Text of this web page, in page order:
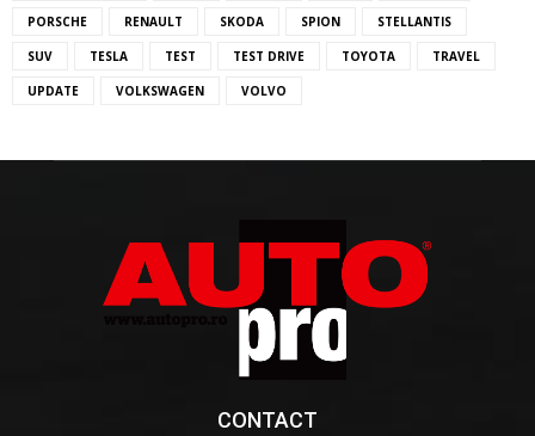
PORSCHE RENAULT SKODA SPION STELLANTIS
SUV TESLA TEST TEST DRIVE TOYOTA TRAVEL
UPDATE VOLKSWAGEN VOLVO
CONTACT